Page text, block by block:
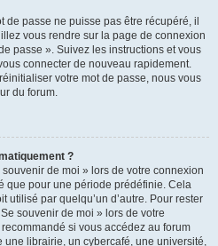
de passe ne puisse pas être récupéré, il
vous rendre sur la page de connexion
passe ». Suivez les instructions et vous
connecter de nouveau rapidement.
votre mot de passe, nous vous
du forum.
?
de moi » lors de votre connexion
que pour une période prédéfinie. Cela
utilisé par quelqu’un d’autre. Pour rester
souvenir de moi » lors de votre
si vous accédez au forum
librairie, un cybercafé, une université,